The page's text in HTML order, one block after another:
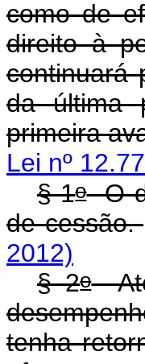
como de
direito à
continuará
da última
primeira
Lei nº
§ 1oO
de cessão.
2012)
§ 2oAté
tenha